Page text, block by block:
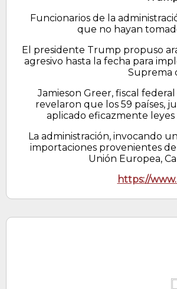
Funcionarios de la
que no hayan
El presidente Trump propuso
agresivo hasta la fecha para
Suprema
Jamieson Greer, fiscal
revelaron que los 59 países,
aplicado eficazmente
La administración, invocando
importaciones provenientes de
Unión Europea,
https://